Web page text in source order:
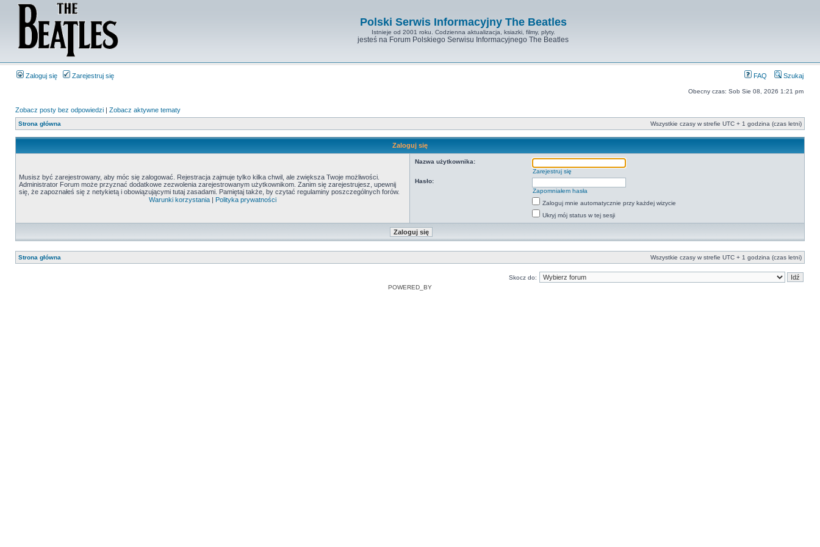
Polski Serwis Informacyjny The Beatles
Istnieje od 2001 roku. Codzienna aktualizacja, ksiazki, filmy, plyty.
jesteś na Forum Polskiego Serwisu Informacyjnego The Beatles
Zaloguj się Zarejestruj się FAQ Szukaj
Obecny czas: Sob Sie 08, 2026 1:21 pm
Zobacz posty bez odpowiedzi | Zobacz aktywne tematy
Strona główna Wszystkie czasy w strefie UTC + 1 godzina (czas letni)
Zaloguj się
Musisz być zarejestrowany, aby móc się zalogować. Rejestracja zajmuje tylko kilka chwil, ale zwiększa Twoje możliwości.
Administrator Forum może przyznać dodatkowe zezwolenia zarejestrowanym użytkownikom. Zanim się zarejestrujesz, upewnij
się, że zapoznałeś się z netykietą i obowiązującymi tutaj zasadami. Pamiętaj także, by czytać regulaminy poszczególnych forów.
Warunki korzystania | Polityka prywatności
Nazwa użytkownika:
Zarejestruj się
Hasło:
Zapomniałem hasła
Zaloguj mnie automatycznie przy każdej wizycie
Ukryj mój status w tej sesji
Strona główna Wszystkie czasy w strefie UTC + 1 godzina (czas letni)
Skocz do:
POWERED_BY